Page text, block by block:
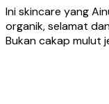
Ini skincare yang
organik, selamat
Bukan cakap mulut